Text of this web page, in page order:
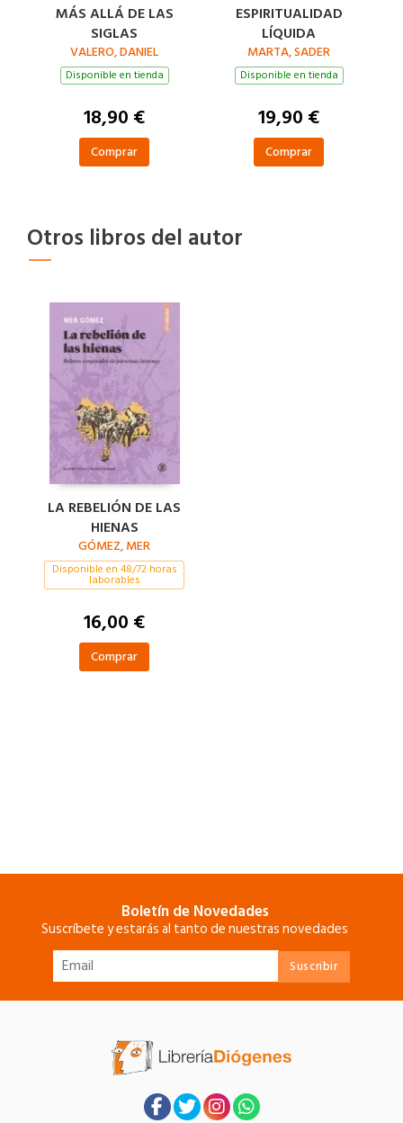
MÁS ALLÁ DE LAS
SIGLAS
VALERO, DANIEL
Disponible en tienda
18,90 €
Comprar
ESPIRITUALIDAD
LÍQUIDA
MARTA, SADER
Disponible en tienda
19,90 €
Comprar
Otros libros del autor
LA REBELIÓN DE LAS
HIENAS
GÓMEZ, MER
Disponible en 48/72 horas
laborables
16,00 €
Comprar
Boletín de Novedades
Suscríbete y estarás al tanto de nuestras novedades